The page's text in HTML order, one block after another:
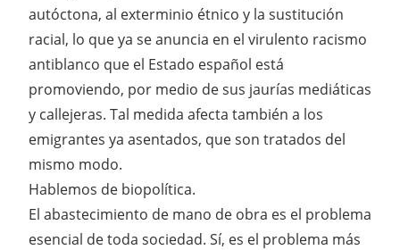
autóctona, al exterminio étnico y la sustitución
racial, lo que ya se anuncia en el virulento racismo
antiblanco que el Estado español está
promoviendo, por medio de sus jaurías mediáticas
y callejeras. Tal medida afecta también a los
emigrantes ya asentados, que son tratados del
mismo modo.
Hablemos de biopolítica.
El abastecimiento de mano de obra es el problema
esencial de toda sociedad. Sí, es el problema más